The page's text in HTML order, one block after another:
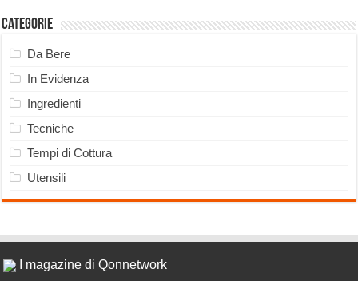
Categorie
Da Bere
In Evidenza
Ingredienti
Tecniche
Tempi di Cottura
Utensili
I magazine di Qonnetwork